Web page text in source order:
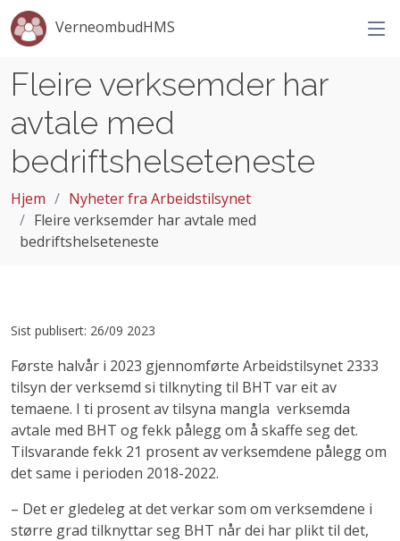
VerneombudHMS
Fleire verksemder har
avtale med
bedriftshelseteneste
Hjem
Nyheter fra Arbeidstilsynet
Fleire verksemder har avtale med
bedriftshelseteneste
Sist publisert: 26/09 2023
Første halvår i 2023 gjennomførte Arbeidstilsynet 2333
tilsyn der verksemd si tilknyting til BHT var eit av
temaene. I ti prosent av tilsyna mangla verksemda
avtale med BHT og fekk pålegg om å skaffe seg det.
Tilsvarande fekk 21 prosent av verksemdene pålegg om
det same i perioden 2018-2022.
– Det er gledeleg at det verkar som om verksemdene i
større grad tilknyttar seg BHT når dei har plikt til det,